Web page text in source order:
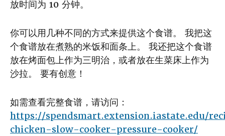
放时间为 10 分钟。
你可以用几种不同的方式来提供这个食谱。 我把这
个食谱放在煮熟的米饭和面条上。 我还把这个食谱
放在烤面包上作为三明治，或者放在生菜床上作为
沙拉。 要有创意！
如需查看完整食谱，请访问：
https://spendsmart.extension.iastate.edu/
chicken-slow-cooker-pressure-cooker/